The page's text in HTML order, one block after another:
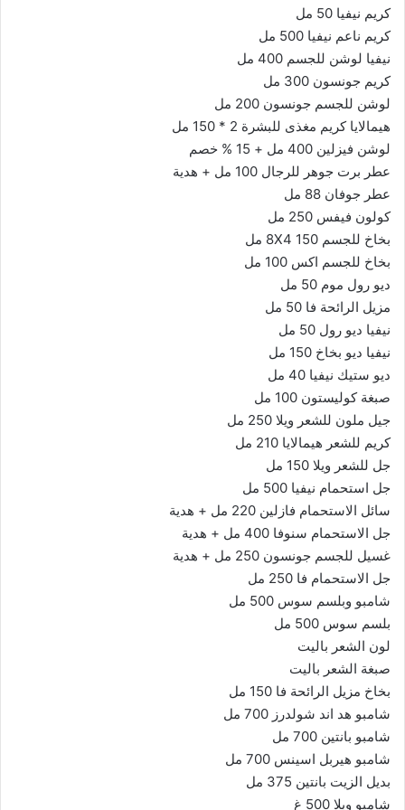
كريم نيفيا 50 مل
كريم ناعم نيفيا 500 مل
نيفيا لوشن للجسم 400 مل
كريم جونسون 300 مل
لوشن للجسم جونسون 200 مل
هيمالايا كريم مغذى للبشرة 2 * 150 مل
لوشن فيزلين 400 مل + 15 % خصم
عطر برت جوهر للرجال 100 مل + هدية
عطر جوفان 88 مل
كولون فيفس 250 مل
بخاخ للجسم 8X4 150 مل
بخاخ للجسم اكس 100 مل
ديو رول موم 50 مل
مزيل الرائحة فا 50 مل
نيفيا ديو رول 50 مل
نيفيا ديو بخاخ 150 مل
ديو ستيك نيفيا 40 مل
صبغة كوليستون 100 مل
جيل ملون للشعر ويلا 250 مل
كريم للشعر هيمالايا 210 مل
جل للشعر ويلا 150 مل
جل استحمام نيفيا 500 مل
سائل الاستحمام فازلين 220 مل + هدية
جل الاستحمام سنوفا 400 مل + هدية
غسيل للجسم جونسون 250 مل + هدية
جل الاستحمام فا 250 مل
شامبو وبلسم سوس 500 مل
بلسم سوس 500 مل
لون الشعر باليت
صبغة الشعر باليت
بخاخ مزيل الرائحة فا 150 مل
شامبو هد اند شولدرز 700 مل
شامبو بانتين 700 مل
شامبو هيربل اسينس 700 مل
بديل الزيت بانتين 375 مل
شامبو ويلا 500 غ